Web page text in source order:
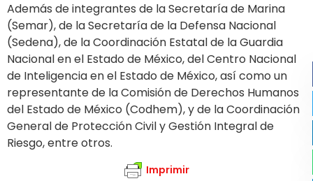
Además de integrantes de la Secretaría de Marina
(Semar), de la Secretaría de la Defensa Nacional
(Sedena), de la Coordinación Estatal de la Guardia
Nacional en el Estado de México, del Centro Nacional
de Inteligencia en el Estado de México, así como un
representante de la Comisión de Derechos Humanos
del Estado de México (Codhem), y de la Coordinación
General de Protección Civil y Gestión Integral de
Riesgo, entre otros.
Imprimir